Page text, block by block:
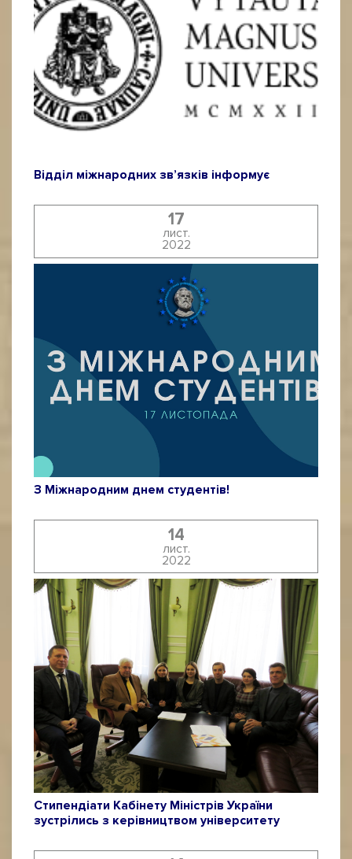
Відділ міжнародних зв’язків інформує
17
лист.
2022
З Міжнародним днем студентів!
14
лист.
2022
Стипендіати Кабінету Міністрів України
зустрілись з керівництвом університету